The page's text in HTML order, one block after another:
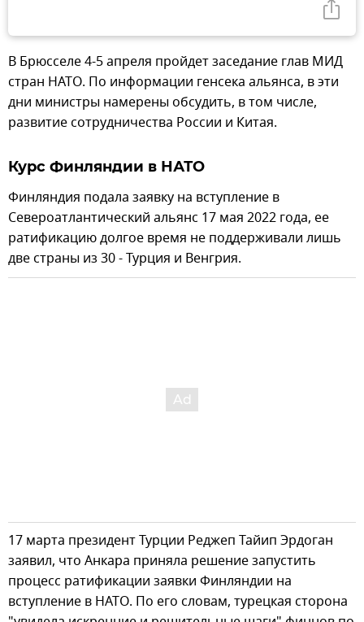
В Брюсселе 4-5 апреля пройдет заседание глав МИД
стран НАТО. По информации генсека альянса, в эти
дни министры намерены обсудить, в том числе,
развитие сотрудничества России и Китая.
Курс Финляндии в НАТО
Финляндия подала заявку на вступление в
Североатлантический альянс 17 мая 2022 года, ее
ратификацию долгое время не поддерживали лишь
две страны из 30 - Турция и Венгрия.
17 марта президент Турции Реджеп Тайип Эрдоган
заявил, что Анкара приняла решение запустить
процесс ратификации заявки Финляндии на
вступление в НАТО. По его словам, турецкая сторона